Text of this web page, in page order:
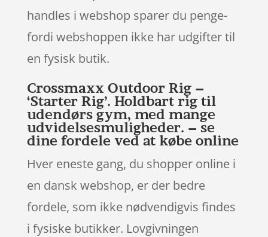
handles i webshop sparer du penge-
fordi webshoppen ikke har udgifter til
en fysisk butik.
Crossmaxx Outdoor Rig –
‘Starter Rig’. Holdbart rig til
udendørs gym, med mange
udvidelsesmuligheder. – se
dine fordele ved at købe online
Hver eneste gang, du shopper online i
en dansk webshop, er der bedre
fordele, som ikke nødvendigvis findes
i fysiske butikker. Lovgivningen